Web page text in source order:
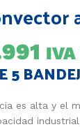
5
es alta y el